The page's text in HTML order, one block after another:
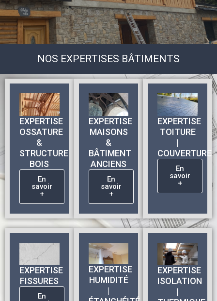
NOS EXPERTISES BÂTIMENTS
EXPERTISE
OSSATURE
&
STRUCTURE
BOIS
En
savoir
+
EXPERTISE
MAISONS
&
BÂTIMENT
ANCIENS
En
savoir
+
EXPERTISE
TOITURE
|
COUVERTURE
En
savoir
+
EXPERTISE
FISSURES
En
EXPERTISE
HUMIDITÉ
|
EXPERTISE
ISOLATION
|